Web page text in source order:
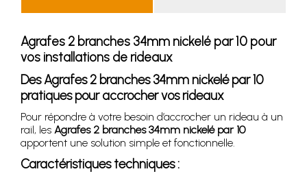
Agrafes 2 branches 34mm nickelé par 10 pour
vos installations de rideaux
Des Agrafes 2 branches 34mm nickelé par 10
pratiques pour accrocher vos rideaux
Pour répondre à votre besoin d’accrocher un rideau à un
rail, les Agrafes 2 branches 34mm nickelé par 10
apportent une solution simple et fonctionnelle.
Caractéristiques techniques :